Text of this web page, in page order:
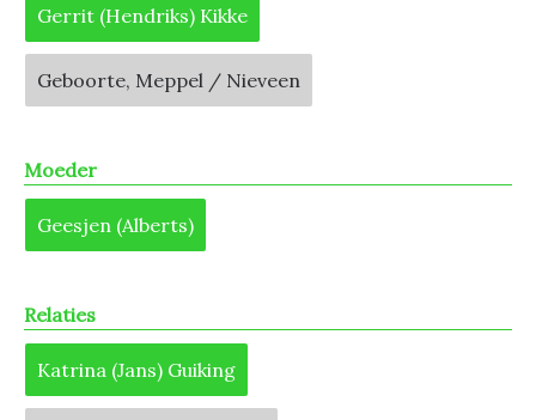
Gerrit (Hendriks) Kikke
Geboorte, Meppel / Nieveen
Moeder
Geesjen (Alberts)
Relaties
Katrina (Jans) Guiking